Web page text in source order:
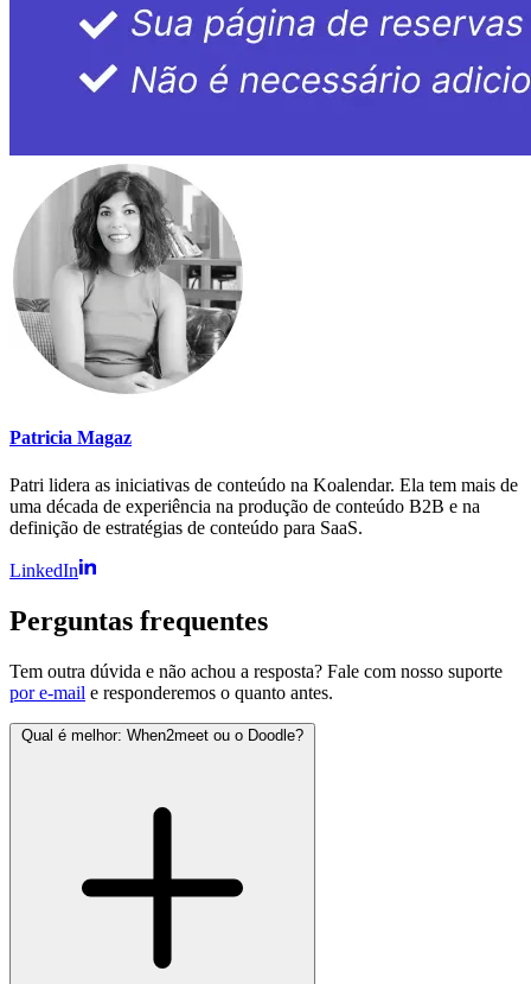
Patricia Magaz
Patri lidera as iniciativas de conteúdo na Koalendar. Ela tem mais de
uma década de experiência na produção de conteúdo B2B e na
definição de estratégias de conteúdo para SaaS.
LinkedIn
Perguntas frequentes
Tem outra dúvida e não achou a resposta? Fale com nosso suporte
por e-mail e responderemos o quanto antes.